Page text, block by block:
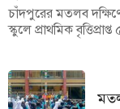
চাঁদপুরের মতলব
স্কুলে প্রাথমিক